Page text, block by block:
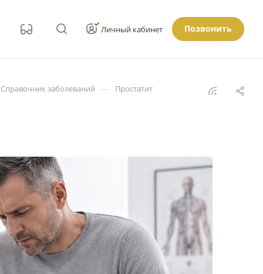
Личный кабинет Позвонить
Справочник заболеваний — Простатит